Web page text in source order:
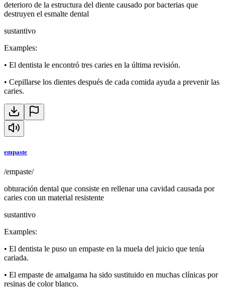
deterioro de la estructura del diente causado por bacterias que
destruyen el esmalte dental
sustantivo
Examples:
• El dentista le encontró tres caries en la última revisión.
• Cepillarse los dientes después de cada comida ayuda a prevenir las
caries.
empaste
/empaste/
obturación dental que consiste en rellenar una cavidad causada por
caries con un material resistente
sustantivo
Examples:
• El dentista le puso un empaste en la muela del juicio que tenía
cariada.
• El empaste de amalgama ha sido sustituido en muchas clínicas por
resinas de color blanco.